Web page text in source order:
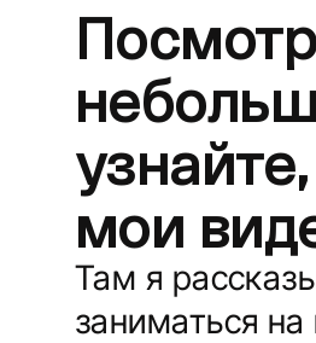
мои
Там я
заниматься